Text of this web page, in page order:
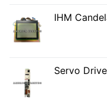
IHM
Servo